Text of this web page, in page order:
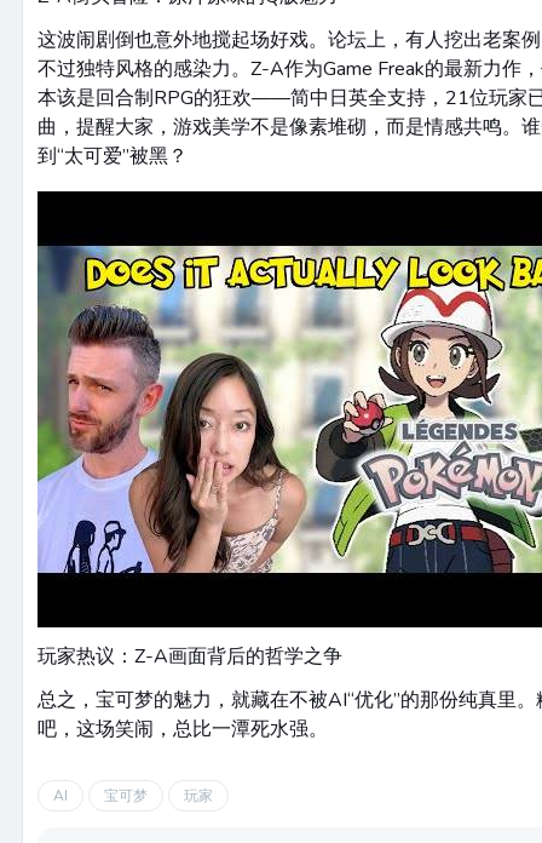
这波闹剧倒也意外地搅起场好戏。论坛上，有人挖出老案
不过独特风格的感染力。Z-A作为Game Freak的最新力作
本该是回合制RPG的狂欢——简中日英全支持，21位玩家
曲，提醒大家，游戏美学不是像素堆砌，而是情感共鸣。
到“太可爱”被黑？
玩家热议：Z-A画面背后的哲学之争
总之，宝可梦的魅力，就藏在不被AI“优化”的那份纯真里
吧，这场笑闹，总比一潭死水强。
AI 宝可梦 玩家